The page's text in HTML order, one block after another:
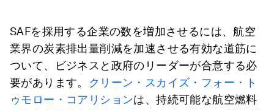
SAFを採用する企業の数を増加させるには、航空
業界の炭素排出量削減を加速させる有効な道筋に
ついて、ビジネスと政府のリーダーが合意する必
要があります。
クリーン・スカイズ・フォー・ト
ゥモロー・コアリションは、持続可能な航空燃料